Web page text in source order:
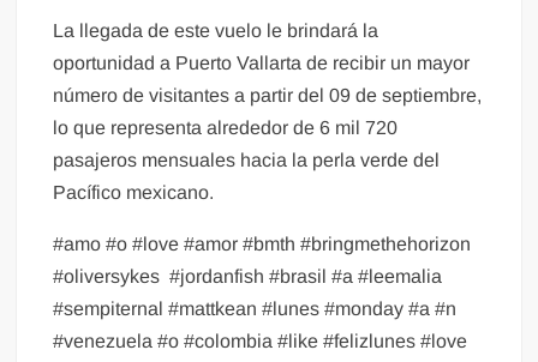
La llegada de este vuelo le brindará la
oportunidad a Puerto Vallarta de recibir un mayor
número de visitantes a partir del 09 de septiembre,
lo que representa alrededor de 6 mil 720
pasajeros mensuales hacia la perla verde del
Pacífico mexicano.
#amo #o #love #amor #bmth #bringmethehorizon
#oliversykes #jordanfish #brasil #a #leemalia
#sempiternal #mattkean #lunes #monday #a #n
#venezuela #o #colombia #like #felizlunes #love